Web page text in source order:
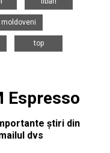
moldoveni
top
Espresso
știri din
dvs